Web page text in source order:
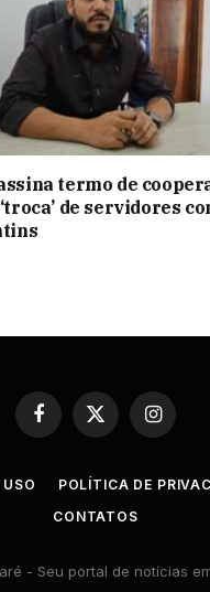
termo de
de servidores
Facebook
X
(Twitter)
Instagram
POLÍTICA DE
CONTATOS
- Seu portal de notícias